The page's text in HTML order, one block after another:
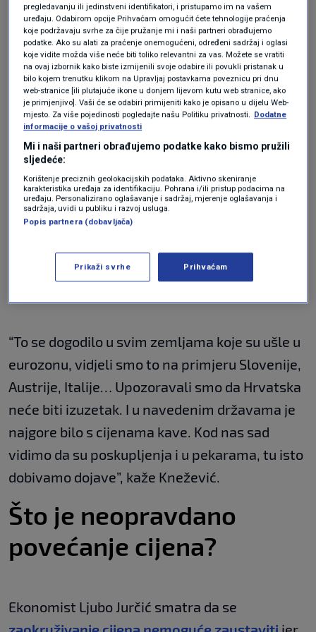
kave
Predsjednica Udruge za zaštitu potrošačaAna
Kneževićrekla je kakve su njezine informacije
oko zaokruživanja cijena i posljedičnih
poskupljenja.
“Imamo informacije s terena, ljudi se javljaju i
žale. Najviša su poskupljenja oko kave, kava
najčešće poskupljuje. Dobili smo dojavu da je
na jednom mjestu kava skuplja za dvije kune
zbog tog zaokruživanja cijena”, rekla je
“To se dogodilo u svim zemljama koje su ušle u
eurozonu, vidjeli smo to na primjeru Slovenije,
Austrije, Italije… Upozoravali smo da Hrvatska
neće biti izuzetak. I u navedenim državama je
najgore bilo s cijenama kave. Kod nas sad
vidimo da su poskupljenja i u pekarama, tu isto
dobivamo dojave”, kaže Knežević.
Što je neopravdano
povećanje cijena?
Ekonomist Ljubo Jurčić smatra da se
pregledavanju ili jedinstveni identifikatori, i pristupamo im na vašem
uređaju. Odabirom opcije Prihvaćam omogućit ćete tehnologije praćenja
koje podržavaju svrhe za čije pružanje mi i naši partneri obrađujemo
podatke. Ako su alati za praćenje onemogućeni, određeni sadržaj i oglasi
koje vidite možda više neće biti toliko relevantni za vas. Možete se vratiti
na ovaj izbornik kako biste izmijenili svoje odabire ili povukli pristanak u
bilo kojem trenutku klikom na Upravljaj postavkama poveznicu pri dnu
web-stranice [ili plutajuće ikone u donjem lijevom kutu web stranice, ako
je primjenjivo]. Vaši će se odabiri primijeniti kako je opisano u dijelu Web-
mjesto. Za više pojedinosti pogledajte našu Politiku privatnosti. Dodatne
informacije o vašoj privatnosti
Mi i naši partneri obrađujemo podatke kako bismo pružili
sljedeće:
Korištenje preciznih geolokacijskih podataka. Aktivno skeniranje
karakteristika uređaja za identifikaciju. Pohrana i/ili pristup podacima na
uređaju. Personalizirano oglašavanje i sadržaj, mjerenje oglašavanja i
sadržaja, uvidi u publiku i razvoj usluga.
Popis partnera (dobavljača)
Prikaži svrhe Prihvaćam